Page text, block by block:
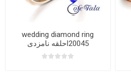
wedding diamond ring
20045احلقه نامزدی